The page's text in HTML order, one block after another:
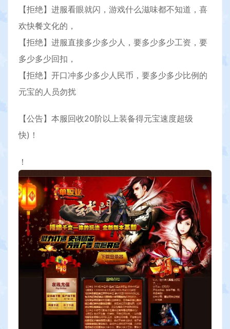
【拒绝】进服看眼就闪，游戏什么滋味都不知道，喜
欢快餐文化的，
【拒绝】进服直接多少多少人，要多少多少工资，要
多少多少回扣，
【拒绝】开口冲多少多少人民币，要多少多少比例的
元宝的人员勿扰
【公告】本服回收20阶以上装备得元宝速度超级
快)！
！